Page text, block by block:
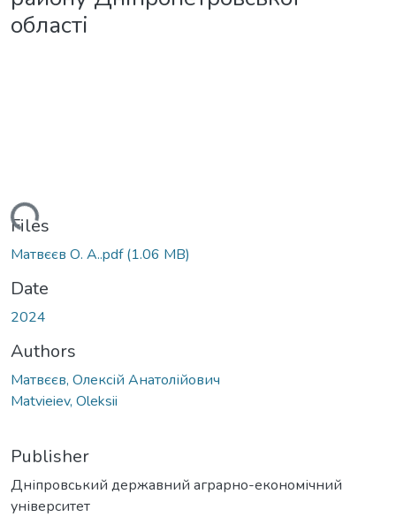
області
Files
Матвєєв О. А..pdf(1.06 MB)
Date
2024
Authors
Матвєєв, Олексій Анатолійович
Matvieiev, Oleksii
Publisher
Дніпровський державний аграрно-економічний
університет